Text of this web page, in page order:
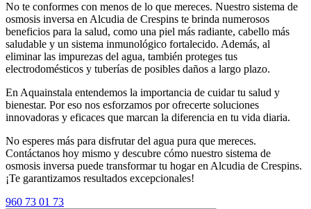
No te conformes con menos de lo que mereces. Nuestro sistema de
osmosis inversa en Alcudia de Crespins te brinda numerosos
beneficios para la salud, como una piel más radiante, cabello más
saludable y un sistema inmunológico fortalecido. Además, al
eliminar las impurezas del agua, también proteges tus
electrodomésticos y tuberías de posibles daños a largo plazo.
En Aquainstala entendemos la importancia de cuidar tu salud y
bienestar. Por eso nos esforzamos por ofrecerte soluciones
innovadoras y eficaces que marcan la diferencia en tu vida diaria.
No esperes más para disfrutar del agua pura que mereces.
Contáctanos hoy mismo y descubre cómo nuestro sistema de
osmosis inversa puede transformar tu hogar en Alcudia de Crespins.
¡Te garantizamos resultados excepcionales!
960 73 01 73